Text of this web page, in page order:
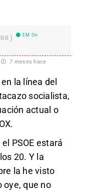
EM On
7 meses hace
la línea del
socialista,
actual o
PSOE estará
20. Y la
la he visto
que no